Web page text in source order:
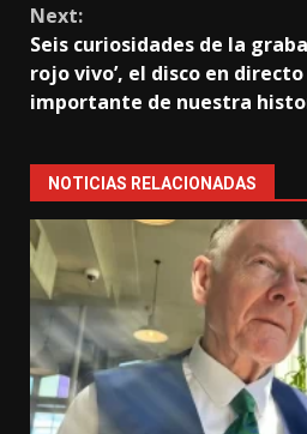
Next:
Seis curiosidades de la
rojo vivo’, el disco en
importante de nuestra
NOTICIAS RELACIONADAS